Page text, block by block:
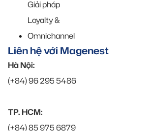
Giải pháp
Loyalty &
Omnichannel
Liên hệ với Magenest
Hà Nội:
(+84) 96 295 5486
TP. HCM:
(+84) 85 975 6879